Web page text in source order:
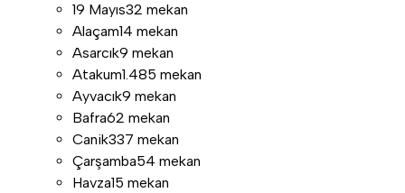
19 Mayıs32 mekan
Alaçam14 mekan
Asarcık9 mekan
Atakum1.485 mekan
Ayvacık9 mekan
Bafra62 mekan
Canik337 mekan
Çarşamba54 mekan
Havza15 mekan